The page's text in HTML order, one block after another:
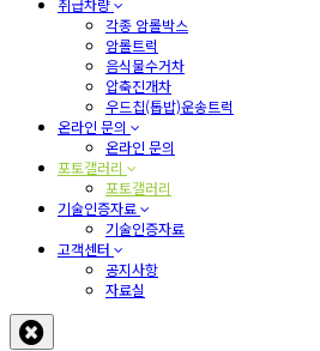
각종 암롤박스
암롤트럭
음식물수거차
압축진개차
우드칩(톱밥)운송트럭
온라인 문의
온라인 문의
포토갤러리
포토갤러리
기술인증자료
기술인증자료
고객센터
공지사항
자료실